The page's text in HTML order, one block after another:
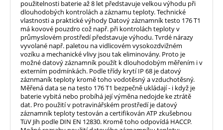
použitelnosti baterie až 8 let představuje velkou výhodu při
dlouhodobých kontrolách a záznamu teploty. Technické
vlastnosti a praktické výhody Datový záznamník testo 176 T1
má kovové pouzdro což např. při kontrolách teploty v
průmyslovém prostředí představuje výhodu. Tvrdé nárazy
vyvolané např. paletou na vidlicovém vysokozdvižném
vozíku a mechanické vlivy jsou tak eliminovány. Proto je
možné datový záznamník použít k dlouhodobým měřením i v
externím podmínkách. Podle třídy krytí IP 68 je datový
záznmaník teploty kromě toho vodotěsný a vzduchotěsný.
Měřená data se na testo 176 T1 bezpečně ukládají - i když je
baterie vybitá nebo probíhá její výměna nedojde ke ztrátě
dat. Pro použití v potravinářském prostředí je datový
záznamník teploty testován a certifikován ATP zkušebnou
TüV Jih podle DIN EN 12830. Kromě toho odpovídá HACCP.